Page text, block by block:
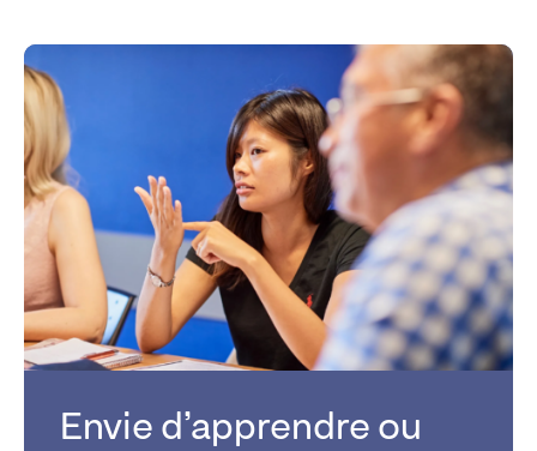
Envie d’apprendre ou